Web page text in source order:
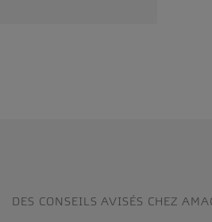
DES CONSEILS AVISÉS CHEZ